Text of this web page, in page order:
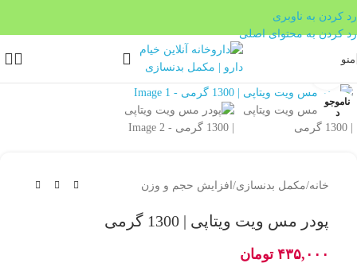
رد کردن به ناوبری
رد کردن به محتوای اصلی
منو
ناموجو
د
بزرگنمایی تصویر
خانه/مکمل بدنسازی/ افزایش حجم و وزن
پودر مس ویت ویتاپی | 1300 گرمی
۴۳۵,۰۰۰ تومان